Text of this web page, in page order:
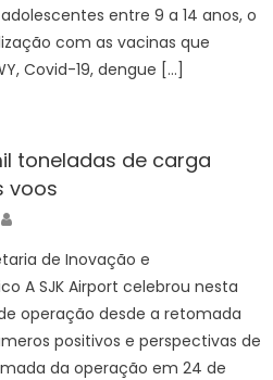
entre 9 a 14 anos, o
com as vacinas que
Covid-19, dengue […]
toneladas de carga
voos
de Inovação e
A SJK Airport celebrou nesta
operação desde a retomada
positivos e perspectivas de
da operação em 24 de